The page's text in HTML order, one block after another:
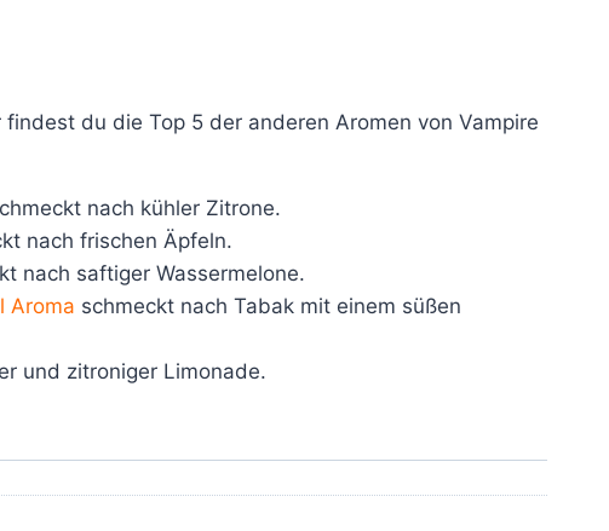
du die Top 5 der anderen Aromen von Vampire
nach kühler Zitrone.
nach frischen Äpfeln.
nach saftiger Wassermelone.
Aroma schmeckt nach Tabak mit einem süßen
und zitroniger Limonade.